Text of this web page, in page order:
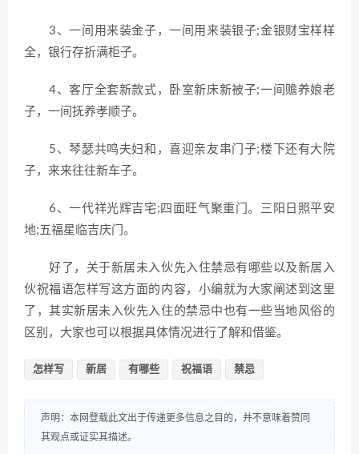
3、一间用来装金子，一间用来装银子;金银财宝样样
全，银行存折满柜子。
4、客厅全套新款式，卧室新床新被子;一间赡养娘老
子，一间抚养孝顺子。
5、琴瑟共鸣夫妇和，喜迎亲友串门子;楼下还有大院
子，来来往往新车子。
6、一代祥光辉吉宅;四面旺气聚重门。三阳日照平安
地;五福星临吉庆门。
好了，关于新居未入伙先入住禁忌有哪些以及新居入
伙祝福语怎样写这方面的内容，小编就为大家阐述到这里
了，其实新居未入伙先入住的禁忌中也有一些当地风俗的
区别，大家也可以根据具体情况进行了解和借鉴。
怎样写 新居 有哪些 祝福语 禁忌
声明：本网登载此文出于传递更多信息之目的，并不意味着赞同
其观点或证实其描述。